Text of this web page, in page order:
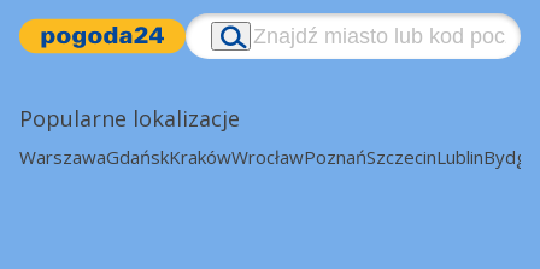
Popularne lokalizacje
WarszawaGdańskKrakówWrocławPoznańSzczecinLublin